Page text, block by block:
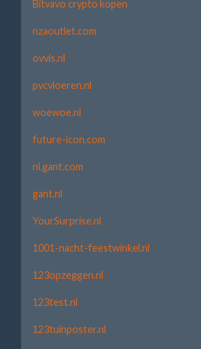
Bitvavo crypto kopen
nzaoutlet.com
ovvis.nl
pvcvloeren.nl
woewoe.nl
future-icon.com
nl.gant.com
gant.nl
YourSurprise.nl
1001-nacht-feestwinkel.nl
123opzeggen.nl
123test.nl
123tuinposter.nl